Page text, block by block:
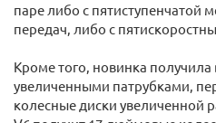
паре либо с пятиступенчатой
передач, либо с
Кроме того, новинка получила
увеличенными патрубками,
колесные диски увеличенной